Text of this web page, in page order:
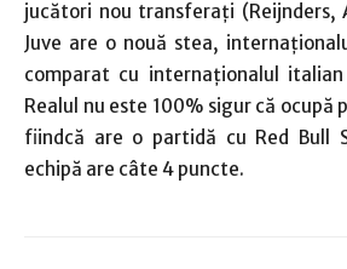
jucători nou transferaţi (Reijnders,
Juve are o nouă stea,
comparat cu internaţionalul
Realul nu este 100% sigur că ocupă
fiindcă are o partidă cu Red Bull
echipă are câte 4 puncte.